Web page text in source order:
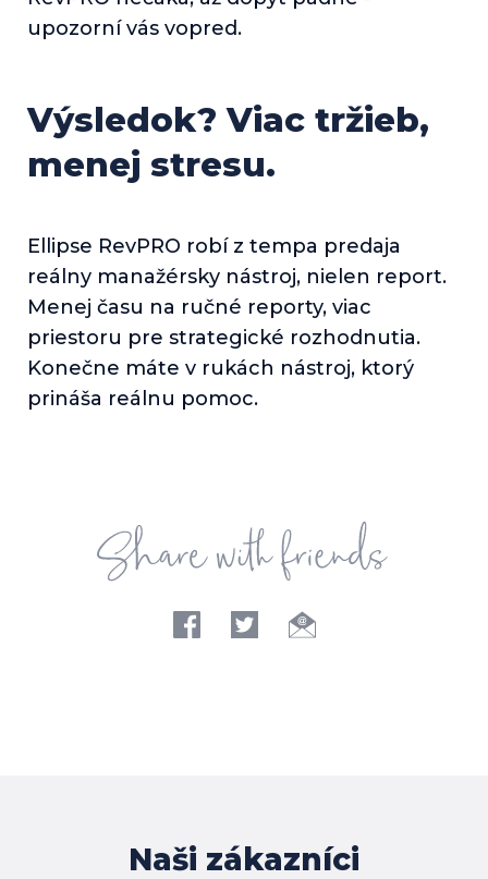
upozorní vás vopred.
Výsledok? Viac tržieb,
menej stresu.
Ellipse RevPRO robí z tempa predaja
reálny manažérsky nástroj, nielen report.
Menej času na ručné reporty, viac
priestoru pre strategické rozhodnutia.
Konečne máte v rukách nástroj, ktorý
prináša reálnu pomoc.
Naši zákazníci